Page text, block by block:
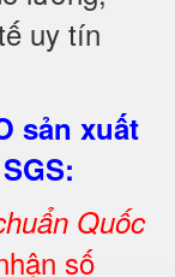
uy tín
sản xuất
Quốc
số